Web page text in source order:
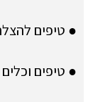
● טיפים
● טיפים